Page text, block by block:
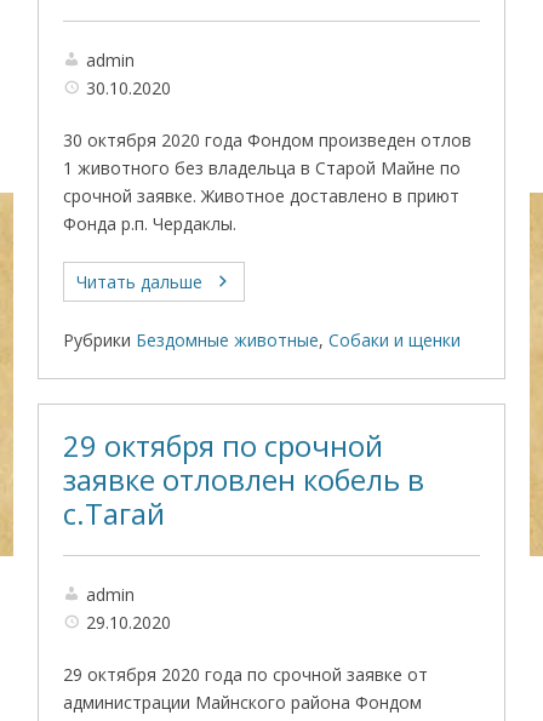
admin
30.10.2020
30 октября 2020 года Фондом произведен отлов
1 животного без владельца в Старой Майне по
срочной заявке. Животное доставлено в приют
Фонда р.п. Чердаклы.
Читать дальше
Рубрики Бездомные животные,Собаки и щенки
29 октября по срочной
заявке отловлен кобель в
с.Тагай
admin
29.10.2020
29 октября 2020 года по срочной заявке от
администрации Майнского района Фондом